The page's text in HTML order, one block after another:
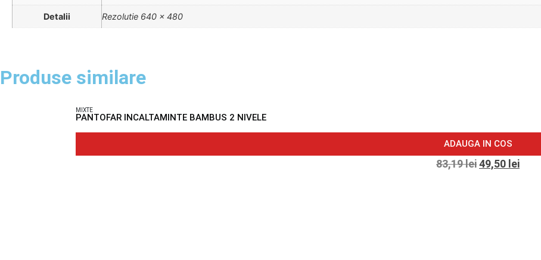
Detalii Rezolutie 640 x 480
Produse similare
MIXTE
PANTOFAR INCALTAMINTE BAMBUS 2 NIVELE
ADAUGA IN COS
83,19lei49,50 lei